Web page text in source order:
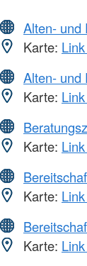
Alten- und
Karte:
Alten- und
Karte:
Karte:
Karte:
Karte: